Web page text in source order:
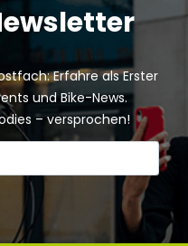
Erfahre als Erster
und Bike-News.
– versprochen!